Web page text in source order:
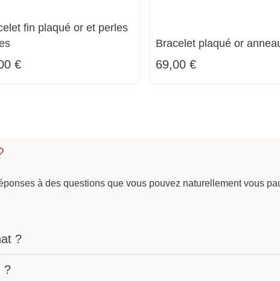
fin plaqué or et perles
€
Bracelet plaqué or
69,00 €
à des questions que vous pouvez naturellement vous
?
?